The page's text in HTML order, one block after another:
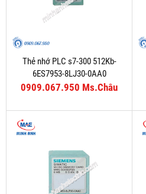
Thẻ nhớ PLC s7-300 512Kb-
6ES7953-8LJ30-0AA0
0909.067.950 Ms.Châu